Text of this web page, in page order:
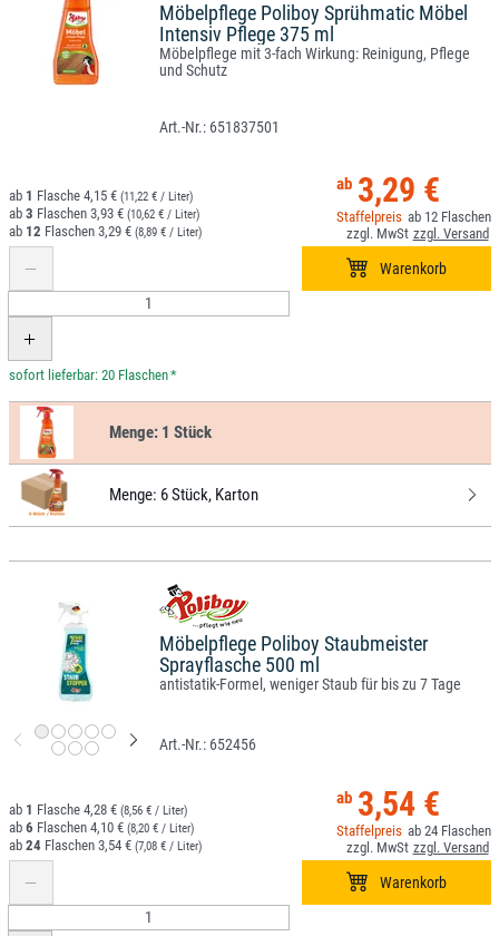
Möbelpflege Poliboy Sprühmatic Möbel
Intensiv Pflege 375 ml
Möbelpflege mit 3-fach Wirkung: Reinigung, Pflege
und Schutz
651837501
3,29 €
12
1 4,15 € (11,22 € / Liter)
3 3,93 € (10,62 € / Liter)
12 3,29 € (8,89 € / Liter)
*
Menge: 1 Stück
Menge: 6 Stück, Karton
Möbelpflege Poliboy Staubmeister
Sprayflasche 500 ml
antistatik-Formel, weniger Staub für bis zu 7 Tage
652456
3,54 €
24
1 4,28 € (8,56 € / Liter)
6 4,10 € (8,20 € / Liter)
24 3,54 € (7,08 € / Liter)